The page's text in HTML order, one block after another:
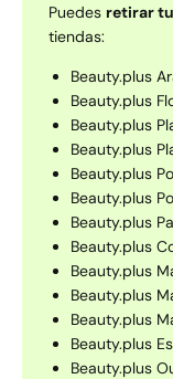
Puedes retirar
tiendas:
Beauty.plus
Beauty.plus
Beauty.plus
Beauty.plus
Beauty.plus
Beauty.plus
Beauty.plus
Beauty.plus
Beauty.plus
Beauty.plus
Beauty.plus
Beauty.plus
Beauty.plus